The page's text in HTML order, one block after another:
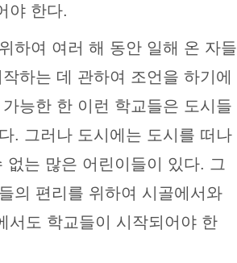
야 한다.
하여 여러 해 동안 일해 온 자들
하는 데 관하여 조언을 하기에
능한 한 이런 학교들은 도시들
. 그러나 도시에는 도시를 떠나
없는 많은 어린이들이 있다. 그
의 편리를 위하여 시골에서와
서도 학교들이 시작되어야 한